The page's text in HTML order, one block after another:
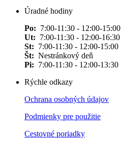
Úradné hodiny
Po: 7:00-11:30 - 12:00-15:00
Ut: 7:00-11:30 - 12:00-16:30
St: 7:00-11:30 - 12:00-15:00
Št: Nestránkový deň
Pi: 7:00-11:30 - 12:00-13:30
Rýchle odkazy
Ochrana osobných údajov
Podmienky pre použitie
Cestovné poriadky